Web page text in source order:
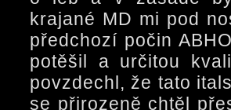
krajané MD mi pod
předchozí počin
potěšil a určitou
povzdechl, že tato
se přirozeně chtěl